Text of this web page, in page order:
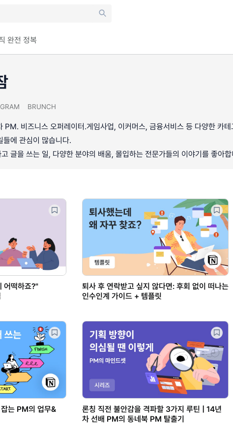
완전 정복
BRUNCH
PM. 비즈니스 오퍼레이터.게임사업, 이커머스, 금융서비스 등 다양한 카
들에 관심이 많습니다.
고 글을 쓰는 일, 다양한 분야의 배움, 몰입하는 전문가들의 이야기를 좋아합
어떡하죠?"
퇴사 후 연락받고 싶지 않다면: 후회 없이 떠나는
인수인계 가이드 + 템플릿
는 PM의 업무&
론칭 직전 불안감을 격파할 3가지 루틴 | 14년
차 선배 PM의 동네북 PM 탈출기